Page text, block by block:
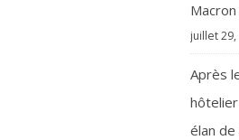
juillet 29,
Après
élan